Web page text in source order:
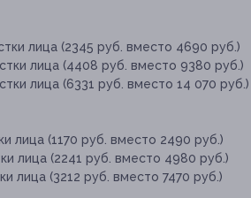
лица (2345 руб. вместо 4690 руб.)
лица (4408 руб. вместо 9380 руб.)
лица (6331 руб. вместо 14 070 руб.)
лица (1170 руб. вместо 2490 руб.)
лица (2241 руб. вместо 4980 руб.)
лица (3212 руб. вместо 7470 руб.)